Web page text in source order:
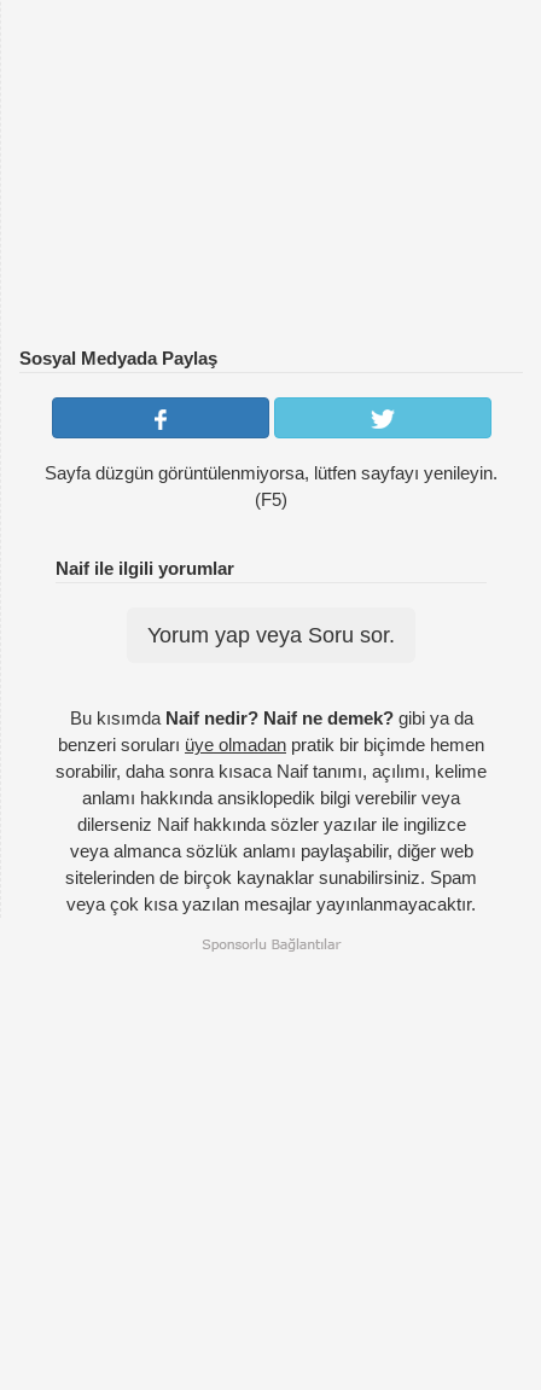
Sosyal Medyada Paylaş
Sayfa düzgün görüntülenmiyorsa, lütfen sayfayı yenileyin.
(F5)
Naif ile ilgili yorumlar
Yorum yap veya Soru sor.
Bu kısımda Naif nedir? Naif ne demek?gibi ya da
benzeri soruları üye olmadan pratik bir biçimde hemen
sorabilir, daha sonra kısaca Naif tanımı, açılımı, kelime
anlamı hakkında ansiklopedik bilgi verebilir veya
dilerseniz Naif hakkında sözler yazılar ile ingilizce
veya almanca sözlük anlamı paylaşabilir, diğer web
sitelerinden de birçok kaynaklar sunabilirsiniz. Spam
veya çok kısa yazılan mesajlar yayınlanmayacaktır.